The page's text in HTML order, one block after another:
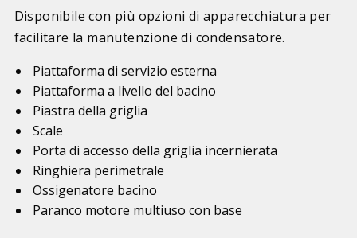
Disponibile con più opzioni di apparecchiatura per
facilitare la manutenzione di condensatore.
Piattaforma di servizio esterna
Piattaforma a livello del bacino
Piastra della griglia
Scale
Porta di accesso della griglia incernierata
Ringhiera perimetrale
Ossigenatore bacino
Paranco motore multiuso con base